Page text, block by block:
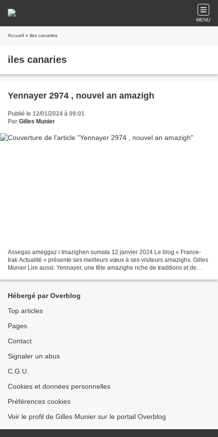
MENU
Accueil » iles canaries
iles canaries
Yennayer 2974 , nouvel an amazigh
Publié le 12/01/2024 à 09:01
Par Gilles Munier
Assegas ameggaz i Imazighen sumata 12 janvier 2024 Le blog « France-
Irak Actualité » présente ses meilleurs vœux à ses visiteurs amazighs. Gilles
Munier Lire aussi: Yennayer, une fête amazighe riche de traditions et de
Hébergé par Overblog
Top articles
Pages
Contact
Signaler un abus
C.G.U.
Cookies et données personnelles
Préférences cookies
Voir le profil de Gilles Munier sur le portail Overblog